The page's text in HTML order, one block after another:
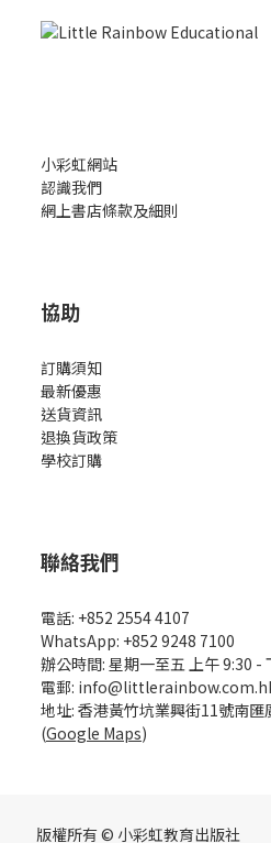
小彩虹網站
認識我們
網上書店條款及細則
協助
訂購須知
最新優惠
送貨資訊
退換貨政策
學校訂購
聯絡我們
電話: +852 2554 4107
WhatsApp: +852 9248 7100
辦公時間: 星期一至五 上午 9:30 -
電郵:
地址: 香港黃竹坑業興街11號南
(Google Maps)
版權所有 © 小彩虹教育出版社